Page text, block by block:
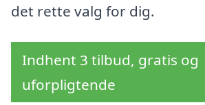
det rette valg for dig.
Indhent 3 tilbud, gratis og
uforpligtende